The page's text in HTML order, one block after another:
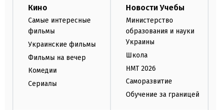
Кино
Самые интересные
фильмы
Украинские фильмы
Фильмы на вечер
Комедии
Сериалы
Новости Учебы
Министерство
образования и науки
Украины
Школа
НМТ 2026
Саморазвитие
Обучение за границей